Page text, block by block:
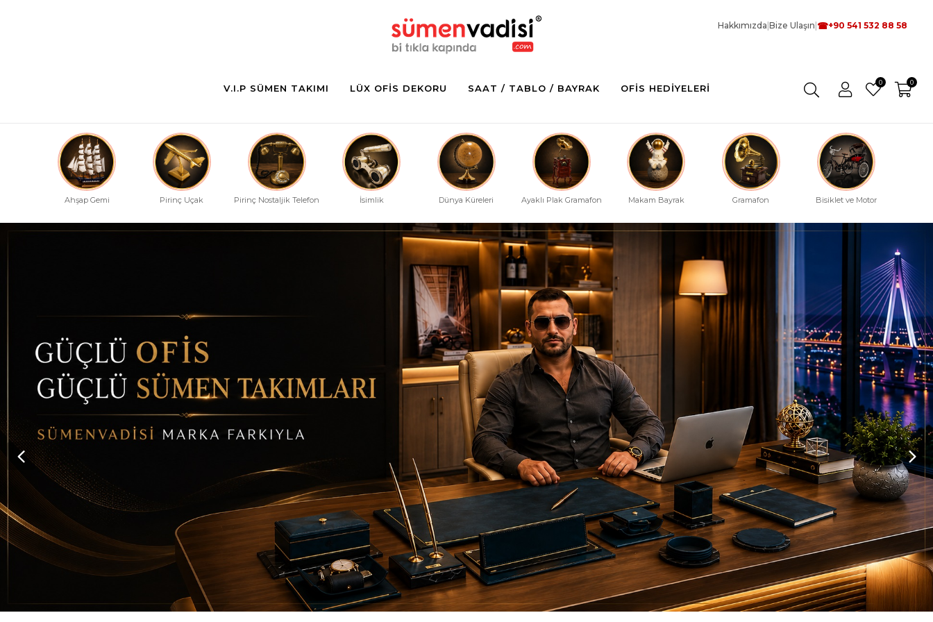
V.I.P SÜMEN TAKIMI LÜX OFIS DEKORU SAAT / TABLO / BAYRAK OFIS HEDIYELERI
0 0
Ahşap Gemi Pirinç Uçak Pirinç Nostaljik Telefon İsimlik Dünya Küreleri Ayaklı Plak Gramafon Makam Bayrak Gramafon Bisiklet ve Motor
Hakkımızda Bize Ulaşın ☎+90 541 532 88 58